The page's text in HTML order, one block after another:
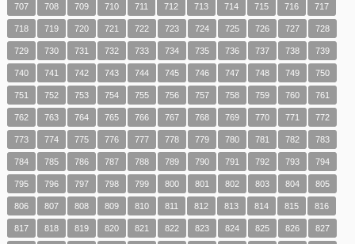
707 708 709 710 711 712 713 714 715 716 717
718 719 720 721 722 723 724 725 726 727 728
729 730 731 732 733 734 735 736 737 738 739
740 741 742 743 744 745 746 747 748 749 750
751 752 753 754 755 756 757 758 759 760 761
762 763 764 765 766 767 768 769 770 771 772
773 774 775 776 777 778 779 780 781 782 783
784 785 786 787 788 789 790 791 792 793 794
795 796 797 798 799 800 801 802 803 804 805
806 807 808 809 810 811 812 813 814 815 816
817 818 819 820 821 822 823 824 825 826 827